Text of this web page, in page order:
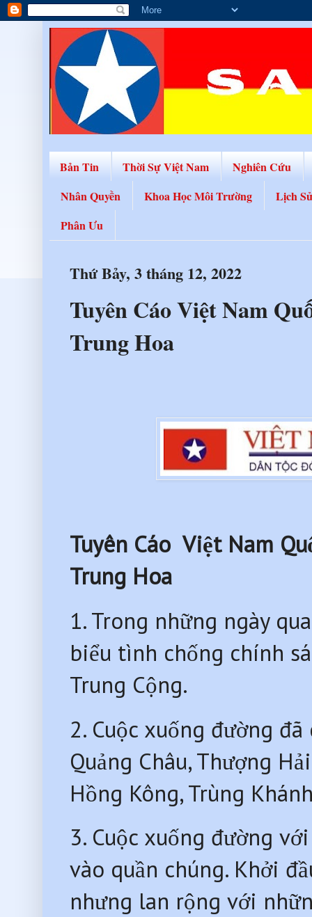
Bản Tin Thời Sự Việt Nam
Nghiên Cứu
Nhân Quyền
Khoa Học Môi Trường
Lịch
Phân Ưu
Thứ Bảy, 3 tháng 12, 2022
Tuyên Cáo Việt Nam
Trung Hoa
Tuyên Cáo Việt Nam
Trung Hoa
1. Trong những ngày
biểu tình chống chính
Trung Cộng.
2. Cuộc xuống đường
Quảng Châu, Thượng
Hồng Kông, Trùng
3. Cuộc xuống đường
vào quần chúng. Khởi
nhưng lan rộng với